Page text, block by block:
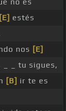
[E] estés
nos [E]
_ _ tu sigues,
[B] ir te es